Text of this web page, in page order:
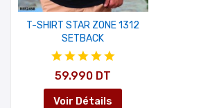
T-SHIRT STAR ZONE 1312
SETBACK
59.990 DT
Voir Détails